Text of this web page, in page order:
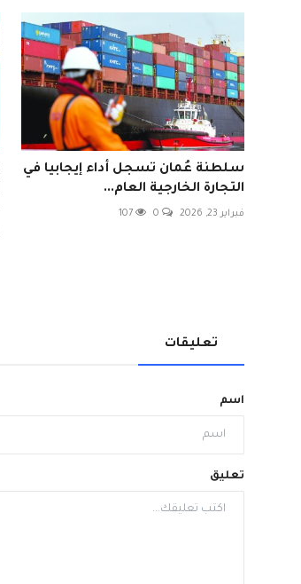
سلطنة عُمان تسجل أداء إيجابيا في
التجارة الخارجية العام...
فبراير 23, 2026
تعليقات
اسم
تعليق